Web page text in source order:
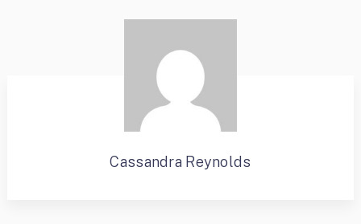
Cassandra Reynolds